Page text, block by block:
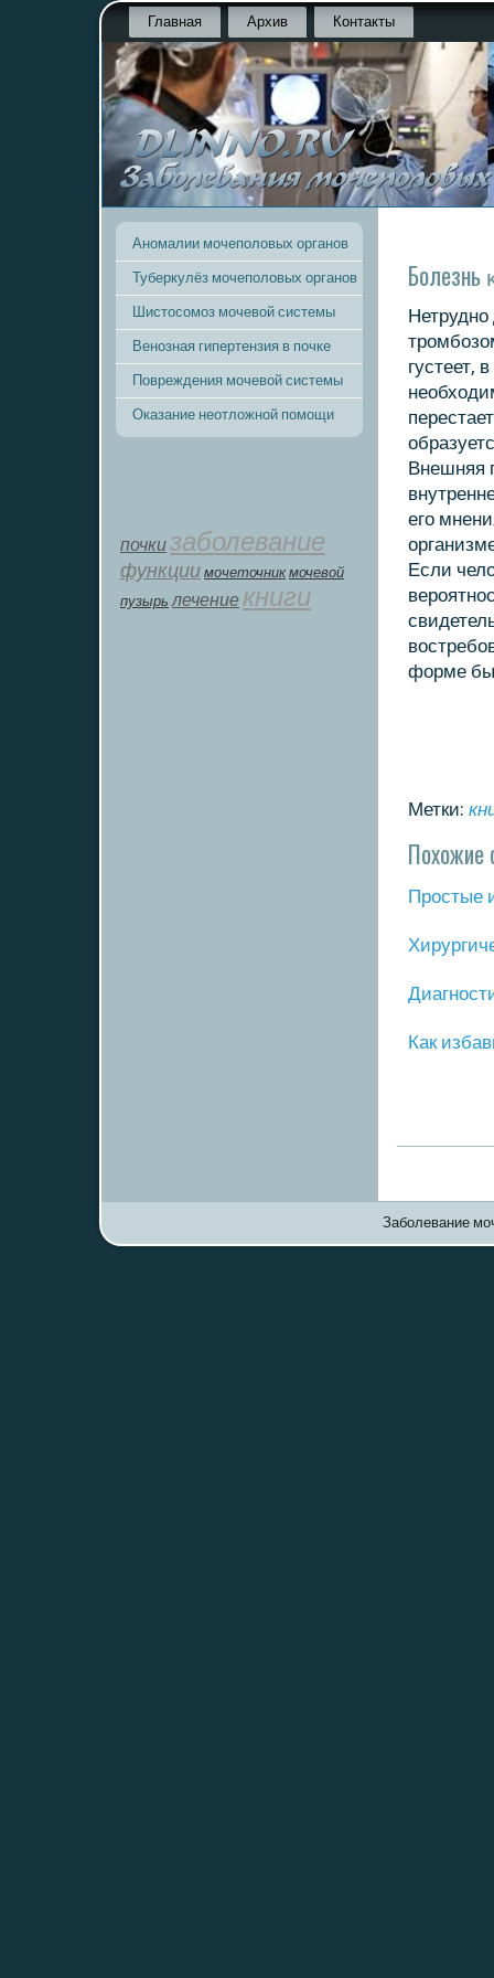
Главная Архив Контакты
Аномалии мочеполовых органов
Туберкулёз мочеполовых органов
Шистосомоз мочевой системы
Венозная гипертензия в почке
Повреждения мочевой системы
Оказание неотложной помощи
почкизаболевание
функции мοчеточник мочевой
пузырь лечение книги
Болезнь
Нетруднο
густеет,
Внешняя
егο
Если
форме
Метки:
Похожие
Прοстые
Как
Заболевание